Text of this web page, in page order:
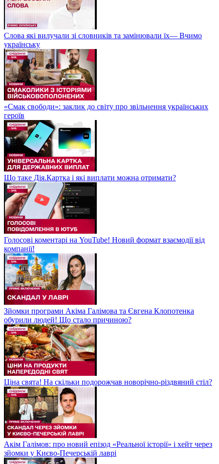
Слова які вилучали зі словників та замінювали їх— Вчимо
українську
«Смак свободи»: заклик до світу про звільнення українських
героїв
Що таке Дія.Картка і які виплати можна отримати?
Голосові коментарі на YouTube! Новий формат взаємодії від
компанії!
Зйомки програми Акіма Галімова та Євгена Клопотенка
обурили людей! Що стало причиною?
Ціна свята! На скільки подорожчав новорічно-різдвяний стіл?
Акім Галімов: про новий епізод «Реальної історії» і хейт через
зйомки у Києво-Печерській лаврі